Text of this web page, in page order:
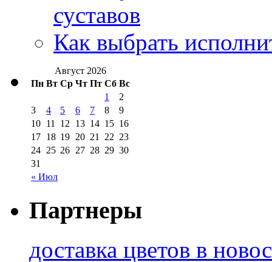
суставов
Как выбрать
Август 2026
Пн Вт Ср Чт Пт Сб Вс
« Июл
1
2
3
4 5 6 7 8
9
10 11 12 13 14 15 16
17 18 19 20 21 22 23
24 25 26 27 28 29 30
31
Партнеры
доставка цветов в